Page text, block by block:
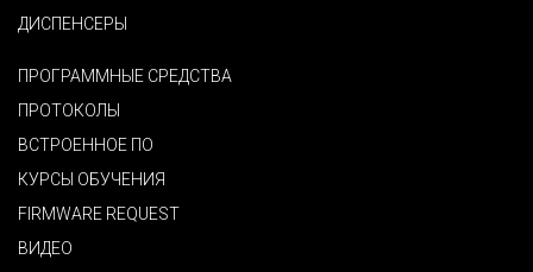
ДИСПЕНСЕРЫ
ПРОГРАММНЫЕ СРЕДСТВА
ПРОТОКОЛЫ
ВСТРОЕННОЕ ПО
КУРСЫ ОБУЧЕНИЯ
FIRMWARE REQUEST
ВИДЕО